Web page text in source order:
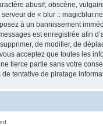
abusif, obscène,
de « blur ::
à un bannissement
est enregistrée afin
de modifier, de
acceptez que toutes les
tierce partie sans votre
tentative de piratage